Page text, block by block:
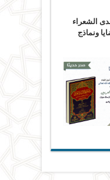
الشعراء
ونماذج